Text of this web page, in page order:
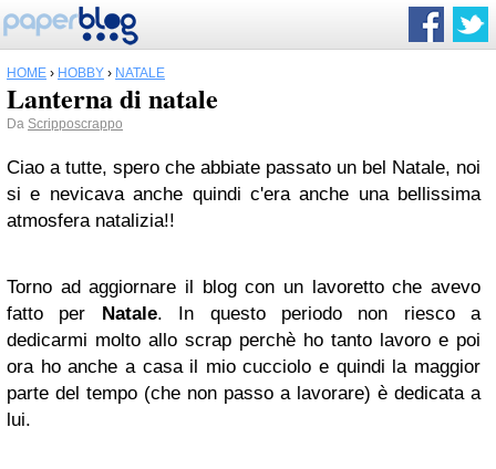
HOME › HOBBY › NATALE
Lanterna di natale
Da Scripposcrappo
Ciao a tutte, spero che abbiate passato un bel Natale, noi
si e nevicava anche quindi c'era anche una bellissima
atmosfera natalizia!!
Torno ad aggiornare il blog con un lavoretto che avevo
fatto per Natale. In questo periodo non riesco a
dedicarmi molto allo scrap perchè ho tanto lavoro e poi
ora ho anche a casa il mio cucciolo e quindi la maggior
parte del tempo (che non passo a lavorare) è dedicata a
lui.